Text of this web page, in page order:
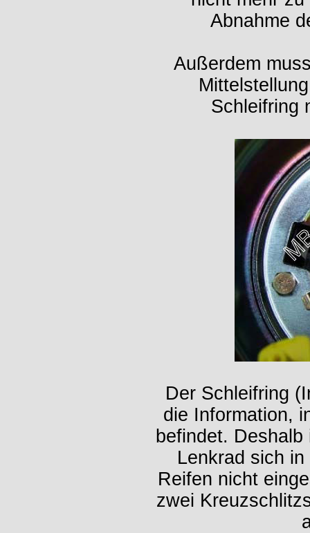
Abnahme
Außerdem
Schleifring
Der Schleifring
die Information,
befindet.
Lenkrad sich
Reifen nicht
zwei